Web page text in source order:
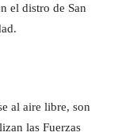
el distro de San
al aire libre, son
las Fuerzas